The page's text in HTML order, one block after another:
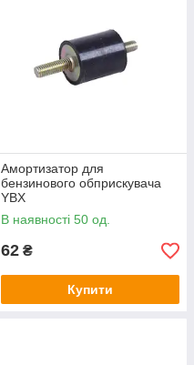
Амортизатор для
бензинового обприскувача
YBX
В наявності 50 од.
62 ₴
Купити